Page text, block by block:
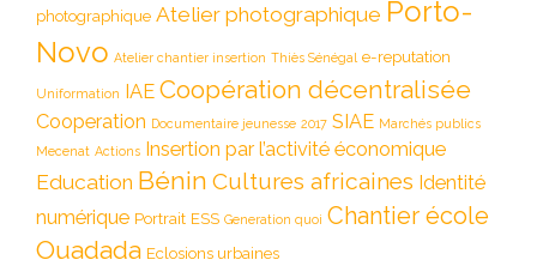
photographique Atelier photographique Porto-
Novo Atelier chantier insertion Thiès Sénégal e-reputation
Uniformation IAE Coopération décentralisée
Cooperation Documentaire jeunesse 2017 SIAE Marchés publics
Mecenat Actions Insertion par l’activité économique
Education Bénin Cultures africaines Identité
numérique Portrait ESS Generation quoi Chantier école
Ouadada Eclosions urbaines